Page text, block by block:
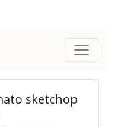
sketchop